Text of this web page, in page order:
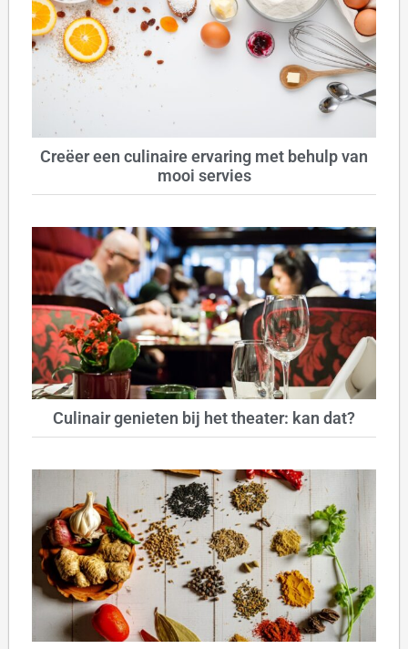
Creëer een culinaire ervaring met behulp van
mooi servies
Culinair genieten bij het theater: kan dat?